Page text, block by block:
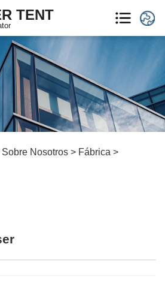
TENT
Sobre Nosotros > Fábrica >